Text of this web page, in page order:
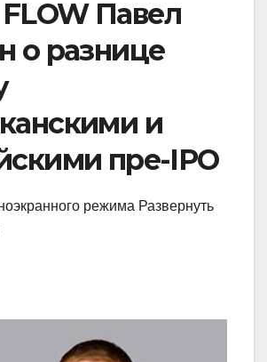
Павел
о разнице
и
пре-IPO
режима Развернуть